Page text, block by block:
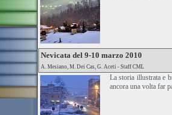
Nevicata del 9-10 marzo 2010
A. Mesiano, M. Dei Cas, G. Aceti - Staff CML
La storia illustrata e
ancora una volta far